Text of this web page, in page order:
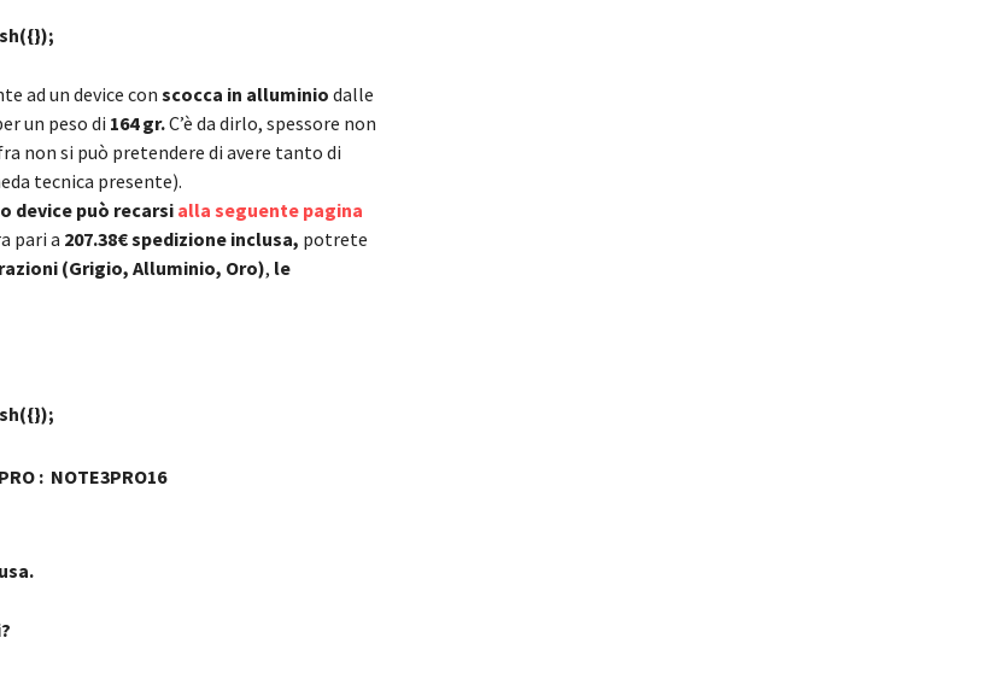
ad un device con scocca in alluminio dalle
un peso di 164 gr.C’è da dirlo, spessore non
non si può pretendere di avere tanto di
tecnica presente).
device può recarsi alla seguente pagina
pari a 207.38€spedizione inclusa, potrete
(Grigio, Alluminio, Oro), le
: NOTE3PRO16